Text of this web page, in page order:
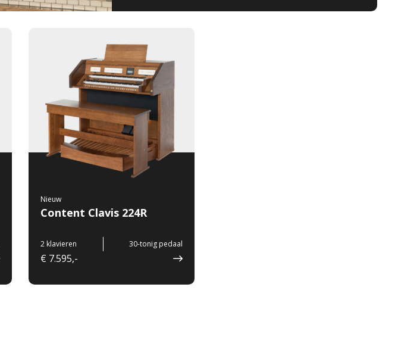
Nieuw
Content Clavis 224R
2 klavieren 30-tonig pedaal
€ 7.595,-